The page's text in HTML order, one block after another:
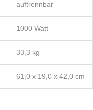
auftrennbar
1000 Watt
33,3 kg
61,0 x 19,0 x 42,0 cm